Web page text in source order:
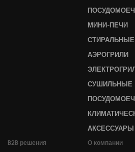
МИНИ-ПЕЧИ
АЭРОГРИЛИ
АКСЕССУАРЫ
B2B решения О компании